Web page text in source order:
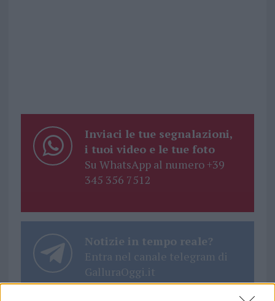
Inviaci le tue segnalazioni,
i tuoi video e le tue foto
Su WhatsApp al numero +39
345 356 7512
Notizie in tempo reale?
Entra nel canale telegram di
GalluraOggi.it